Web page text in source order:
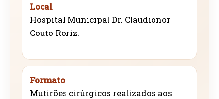
Local
Hospital Municipal Dr. Claudionor
Couto Roriz.
Formato
Mutirões cirúrgicos realizados aos